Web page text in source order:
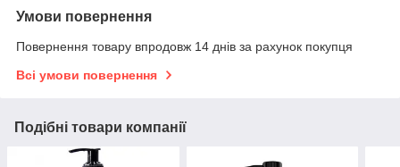
Умови повернення
Повернення товару впродовж 14 днів за рахунок покупця
Всі умови повернення
Подібні товари компанії